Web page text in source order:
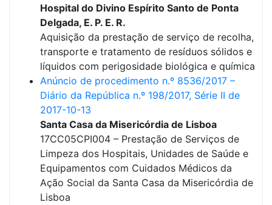
Hospital do Divino Espírito Santo de Ponta
Delgada, E. P. E. R.
Aquisição da prestação de serviço de recolha,
transporte e tratamento de resíduos sólidos e
líquidos com perigosidade biológica e química
Anúncio de procedimento n.º 8536/2017 –
Diário da República n.º 198/2017, Série II de
2017-10-13
Santa Casa da Misericórdia de Lisboa
17CC05CPI004 – Prestação de Serviços de
Limpeza dos Hospitais, Unidades de Saúde e
Equipamentos com Cuidados Médicos da
Ação Social da Santa Casa da Misericórdia de
Lisboa